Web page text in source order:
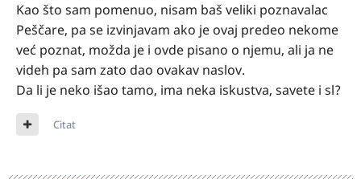
Kao što sam pomenuo, nisam baš veliki poznavalac
Peščare, pa se izvinjavam ako je ovaj predeo nekome
već poznat, možda je i ovde pisano o njemu, ali ja ne
videh pa sam zato dao ovakav naslov.
Da li je neko išao tamo, ima neka iskustva, savete i sl?
Citat